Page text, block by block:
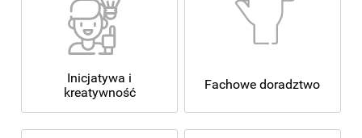
Inicjatywa i
kreatywność
Fachowe doradztwo